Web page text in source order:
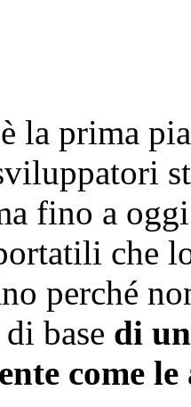
la prima
fino a
che
perché
base di
come